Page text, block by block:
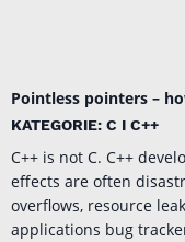
Pointless pointers –
KATEGORIE: C I C++
C++ is not C. C++
effects are often
overflows, resource
applications bug